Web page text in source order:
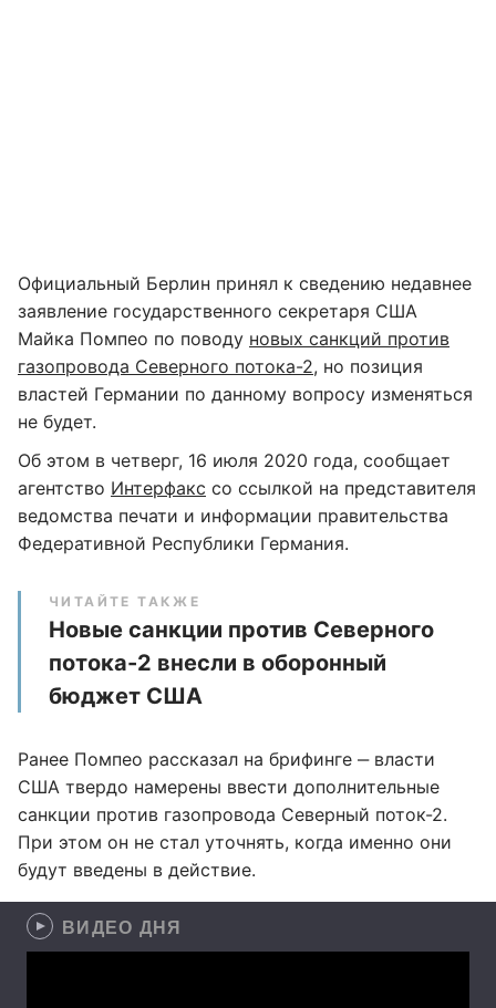
Официальный Берлин принял к сведению недавнее
заявление государственного секретаря США
Майка Помпео по поводу новых санкций против
газопровода Северного потока-2, но позиция
властей Германии по данному вопросу изменяться
не будет.
Об этом в четверг, 16 июля 2020 года, сообщает
агентство Интерфакс со ссылкой на представителя
ведомства печати и информации правительства
Федеративной Республики Германия.
ЧИТАЙТЕ ТАКЖЕ
Новые санкции против Северного
потока-2 внесли в оборонный
бюджет США
Ранее Помпео рассказал на брифинге ‒ власти
США твердо намерены ввести дополнительные
санкции против газопровода Северный поток-2.
При этом он не стал уточнять, когда именно они
будут введены в действие.
ВИДЕО ДНЯ